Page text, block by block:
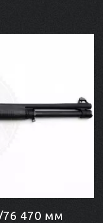
76 470 мм